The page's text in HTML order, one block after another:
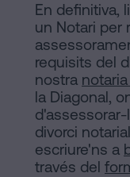
En definitiva,
un Notari per
requisits del
nostra
la Diagonal,
divorci
escriure'ns a
través del